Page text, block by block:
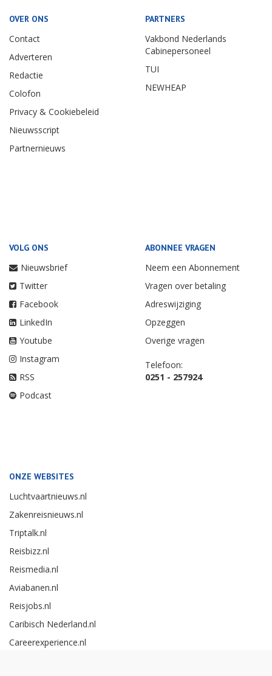
OVER ONS
Contact
Adverteren
Redactie
Colofon
Privacy & Cookiebeleid
Nieuwsscript
Partnernieuws
PARTNERS
Vakbond Nederlands
Cabinepersoneel
TUI
NEWHEAP
VOLG ONS
Nieuwsbrief
Twitter
Facebook
LinkedIn
Youtube
Instagram
RSS
Podcast
ABONNEE VRAGEN
Neem een Abonnement
Vragen over betaling
Adreswijziging
Opzeggen
Overige vragen
Telefoon:
0251 - 257924
ONZE WEBSITES
Luchtvaartnieuws.nl
Zakenreisnieuws.nl
Triptalk.nl
Reisbizz.nl
Reismedia.nl
Aviabanen.nl
Reisjobs.nl
Caribisch Nederland.nl
Careerexperience.nl